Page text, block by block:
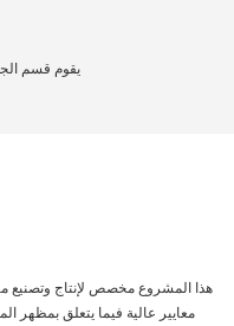
4. يقوم قسم
هذا المشروع مخصص لإنتاج
معايير عالية فيما يتعلق بمظهر